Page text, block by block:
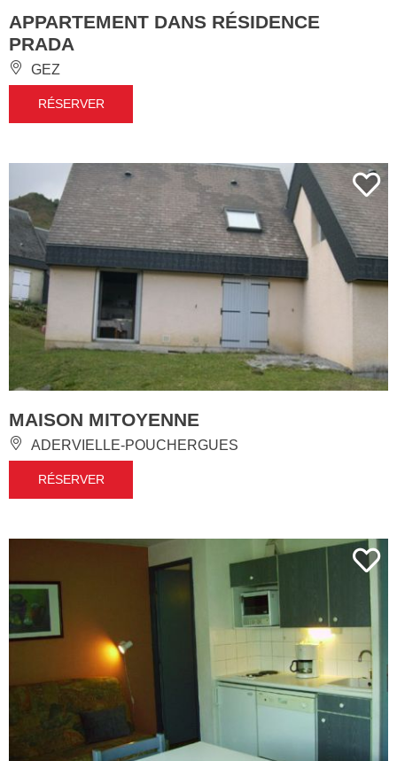
APPARTEMENT DANS RÉSIDENCE
PRADA
GEZ
RÉSERVER
MAISON MITOYENNE
ADERVIELLE-POUCHERGUES
RÉSERVER